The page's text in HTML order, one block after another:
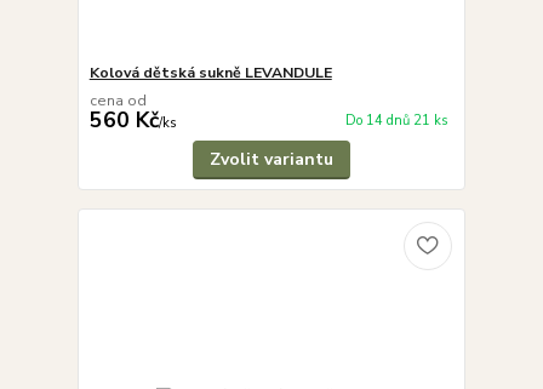
Kolová dětská sukně LEVANDULE
cena od
560 Kč/ks Do 14 dnů 21 ks
Zvolit variantu